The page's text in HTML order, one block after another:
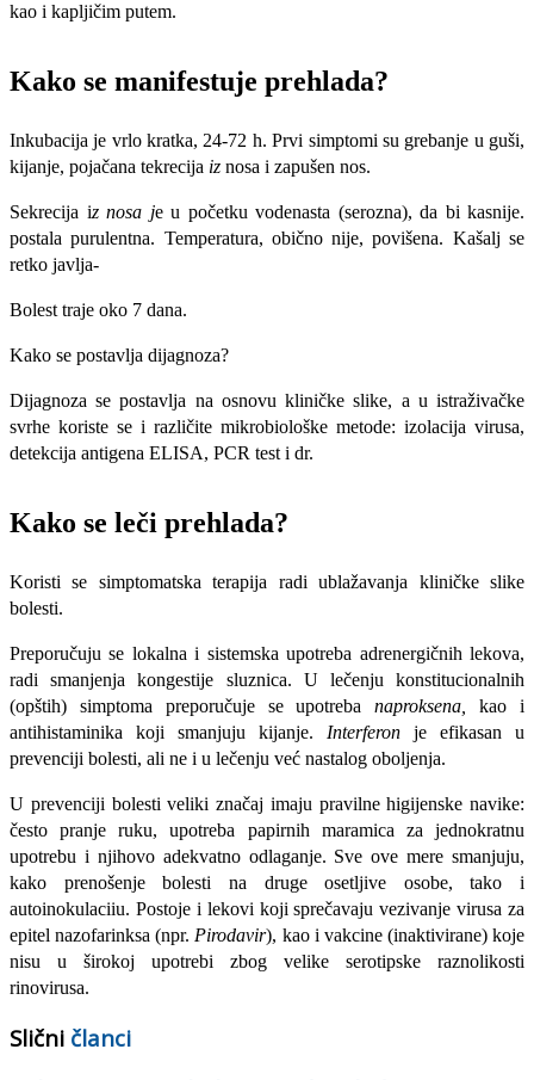
kao i kapljičim putem.
Kako se manifestuje prehlada?
Inkubacija je vrlo kratka, 24-72 h. Prvi simptomi su grebanje u guši,
kijanje, pojačana tekrecija iz nosa i zapušen nos.
Sekrecija iz nosa je u početku vodenasta (serozna), da bi kasnije.
postala purulentna. Temperatura, obično nije, povišena. Kašalj se
retko javlja-
Bolest traje oko 7 dana.
Kako se postavlja dijagnoza?
Dijagnoza se postavlja na osnovu kliničke slike, a u istraživačke
svrhe koriste se i različite mikrobiološke metode: izolacija virusa,
detekcija antigena ELISA, PCR test i dr.
Kako se leči prehlada?
Koristi se simptomatska terapija radi ublažavanja kliničke slike
bolesti.
Prepo­ručuju se lokalna i sistemska upotreba adrenergičnih lekova,
radi smanjenja kongestije sluznica. U lečenju konstitucionalnih
(opštih) simptoma preporučuje se upotreba naproksena,
kao i
antihistaminika koji smanjuju kijanje. Interferon je efikasan u
prevenciji bolesti, ali ne i u lečenju već nastalog oboljenja.
U prevenciji bolesti veliki značaj imaju pravilne higijenske navike:
često pranje ruku, upotreba papirnih maramica za jednokratnu
upotrebu i njihovo adekvatno odlaganje. Sve ove mere smanjuju,
kako prenošenje bolesti na druge osetljive osobe, tako i
autoinokulaciiu. Postoje i lekovi koji sprečavaju vezivanje virusa za
epitel nazofarinksa (npr. Pirodavir), kao i vakcine (inaktivirane) koje
nisu u širokoj upotrebi zbog velike serotipske raznolikosti
rinovirusa.
Slični članci